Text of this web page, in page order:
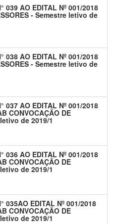
039 AO EDITAL Nº 001/2018
- Semestre letivo de
038 AO EDITAL Nº 001/2018
- Semestre letivo de
037 AO EDITAL Nº 001/2018
CONVOCAÇÃO DE
de 2019/1
036 AO EDITAL Nº 001/2018
CONVOCAÇÃO DE
de 2019/1
035AO EDITAL Nº 001/2018
CONVOCAÇÃO DE
de 2019/1